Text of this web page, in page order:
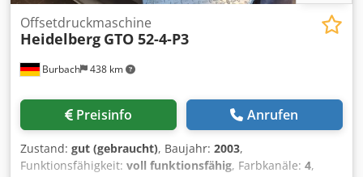
Burbach 438 km
Offsetdruckmaschine
Heidelberg GTO 52-4-P3
Preisinfo Anrufen
Zustand: gut (gebraucht), Baujahr: 2003,
Funktionsfähigkeit: voll funktionsfähig, Farbkanäle: 4,